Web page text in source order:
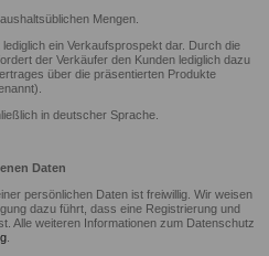
Mengen.
ein Verkaufsprospekt dar. Durch die
der Verkäufer den Kunden lediglich dazu
über die präsentierten Produkte
in deutscher Sprache.
Daten
persönlichen Daten ist freiwillig. Wir weisen
dazu führt, dass eine Registrierung und
Alle weiteren Informationen zum Datenschutz